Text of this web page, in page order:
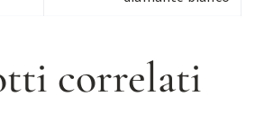
correlati